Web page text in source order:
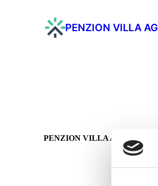
PENZION VILLA
PENZION VILLA AGNES
Kontaktujte nás priamo pre viac
Sme pripravení Vám pomôcť s